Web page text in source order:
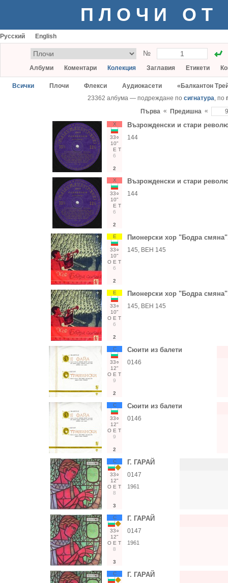
ПЛОЧИ ОТ
Русский English
№
Албуми Коментари Колекция Заглавия Етикети
Всички Плочи Флекси Аудиокасети
«Балкантон
23362 албума — подреждане по сигнатура, по
Първа « Предишна «
Х
33○
10"
Е Т
6
2
Възрожденски и стари
144
Х
33○
10"
Е Т
6
2
Възрожденски и стари
144
Е
33○
10"
О Е Т
6
2
Пионерски хор "Бодра
145, ВЕН 145
Е
33○
10"
О Е Т
6
2
Пионерски хор "Бодра
145, ВЕН 145
С
33○
12"
О Е Т
9
2
Сюити из балети
0146
С
33○
12"
О Е Т
9
2
Сюити из балети
0146
С
33○
12"
О Е Т
8
3
Г. ГАРАЙ
0147
1961
С
33○
12"
О Е Т
8
3
Г. ГАРАЙ
0147
1961
С Г. ГАРАЙ